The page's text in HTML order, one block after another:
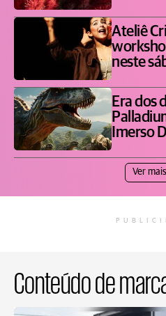
Ateliê
neste
Era dos
Imerso
Ver mais
Conteúdo de